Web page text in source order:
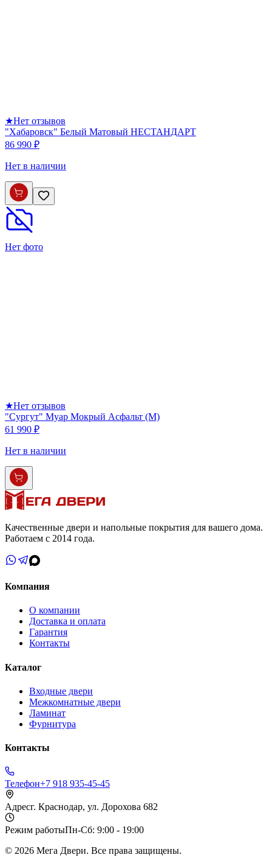
★Нет отзывов
"Хабаровск" Белый Матовый НЕСТАНДАРТ
86 990 ₽
Нет в наличии
Нет фото
★Нет отзывов
"Сургут" Муар Мокрый Асфальт (М)
61 990 ₽
Нет в наличии
Качественные двери и напольные покрытия для вашего дома.
Работаем с 2014 года.
Компания
О компании
Доставка и оплата
Гарантия
Контакты
Каталог
Входные двери
Межкомнатные двери
Ламинат
Фурнитура
Контакты
Телефон+7 918 935-45-45
Адресг. Краснодар, ул. Дорохова 682
Режим работыПн-Сб: 9:00 - 19:00
© 2026 Мега Двери. Все права защищены.